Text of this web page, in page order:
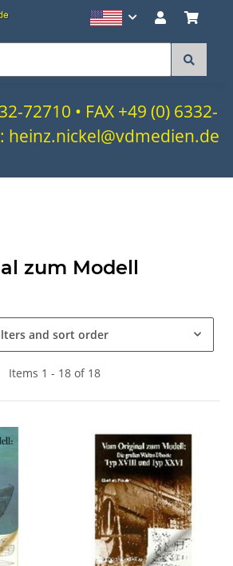
72710 • FAX +49 (0) 6332-
heinz.nickel@vdmedien.de
zum Modell
and sort order
Items 1 - 18 of 18